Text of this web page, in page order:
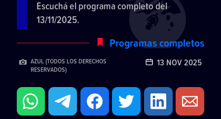
Escuchá el programa completo del
13/11/2025.
Programas completos
AZUL (TODOS LOS DERECHOS
RESERVADOS)
13 NOV 2025